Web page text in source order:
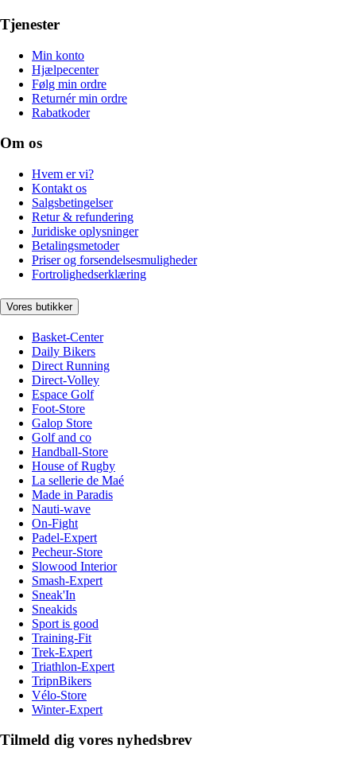
Tjenester
Min konto
Hjælpecenter
Følg min ordre
Returnér min ordre
Rabatkoder
Om os
Hvem er vi?
Kontakt os
Salgsbetingelser
Retur & refundering
Juridiske oplysninger
Betalingsmetoder
Priser og forsendelsesmuligheder
Fortrolighedserklæring
Vores butikker
Basket-Center
Daily Bikers
Direct Running
Direct-Volley
Espace Golf
Foot-Store
Galop Store
Golf and co
Handball-Store
House of Rugby
La sellerie de Maé
Made in Paradis
Nauti-wave
On-Fight
Padel-Expert
Pecheur-Store
Slowood Interior
Smash-Expert
Sneak'In
Sneakids
Sport is good
Training-Fit
Trek-Expert
Triathlon-Expert
TripnBikers
Vélo-Store
Winter-Expert
Tilmeld dig vores nyhedsbrev